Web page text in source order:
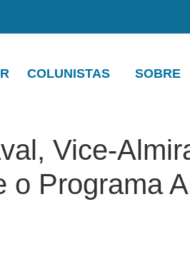
COLUNISTAS SOBRE
Vice-
o Programa